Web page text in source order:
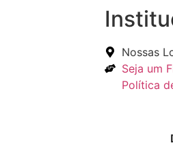
Nossas
Seja um
Política